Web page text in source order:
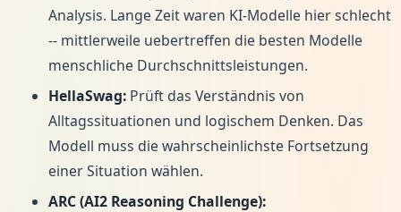
Analysis. Lange Zeit waren KI-Modelle hier schlecht
-- mittlerweile uebertreffen die besten Modelle
menschliche Durchschnittsleistungen.
HellaSwag:Prüft das Verständnis von
Alltagssituationen und logischem Denken. Das
Modell muss die wahrscheinlichste Fortsetzung
einer Situation wählen.
ARC (AI2 Reasoning Challenge):